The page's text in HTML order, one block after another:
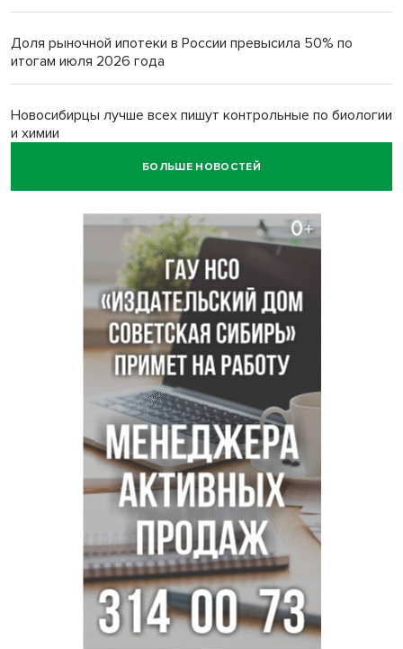
Доля рыночной ипотеки в России превысила 50% по
итогам июля 2026 года
Новосибирцы лучше всех пишут контрольные по биологии
и химии
БОЛЬШЕ НОВОСТЕЙ